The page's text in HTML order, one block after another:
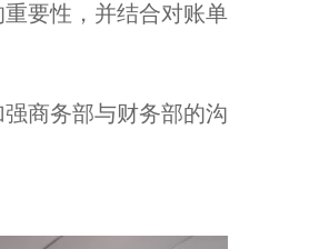
要性，并结合对账单
商务部与财务部的沟